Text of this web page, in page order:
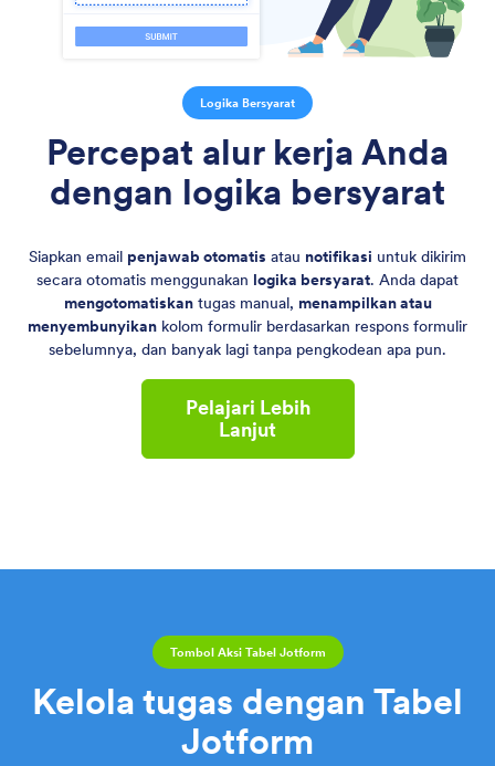
Logika Bersyarat
Percepat alur kerja Anda
dengan logika bersyarat
Siapkan email penjawab otomatis atau notifikasi untuk dikirim
secara otomatis menggunakan logika bersyarat. Anda dapat
mengotomatiskantugas manual, menampilkan atau
menyembunyikan kolom formulir berdasarkan respons formulir
sebelumnya, dan banyak lagi tanpa pengkodean apa pun.
Pelajari Lebih
Lanjut
Tombol Aksi Tabel Jotform
Kelola tugas dengan Tabel
Jotform